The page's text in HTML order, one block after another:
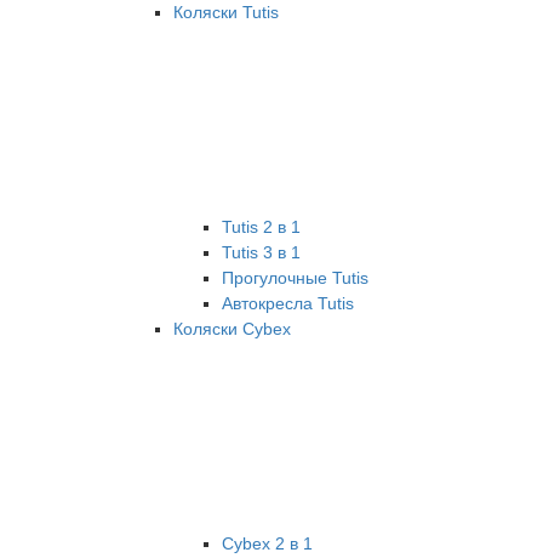
Коляски Tutis
Tutis 2 в 1
Tutis 3 в 1
Прогулочные Tutis
Автокресла Tutis
Коляски Cybex
Cybex 2 в 1